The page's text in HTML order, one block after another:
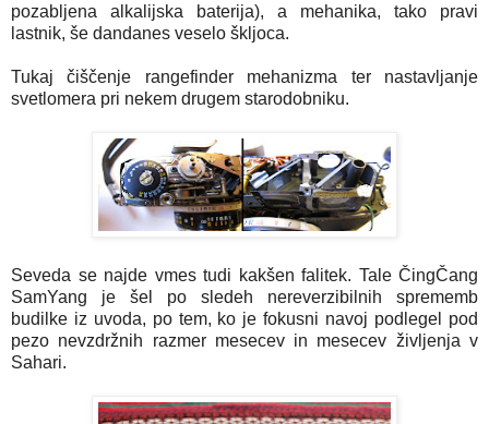
pozabljena alkalijska baterija), a mehanika, tako pravi
lastnik, še dandanes veselo škljoca.
Tukaj čiščenje rangefinder mehanizma ter nastavljanje
svetlomera pri nekem drugem starodobniku.
Seveda se najde vmes tudi kakšen falitek. Tale ČingČang
SamYang je šel po sledeh nereverzibilnih sprememb
budilke iz uvoda, po tem, ko je fokusni navoj podlegel pod
pezo nevzdržnih razmer mesecev in mesecev življenja v
Sahari.